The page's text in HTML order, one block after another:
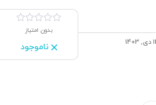
بدون امتیاز
ناموجود